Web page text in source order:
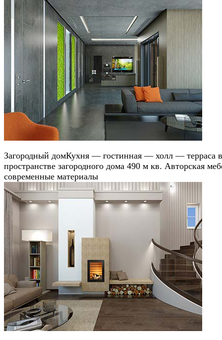
Загородный домКухня — гостинная — холл — терраса в
пространстве загородного дома 490 м кв. Авторская
современные материалы